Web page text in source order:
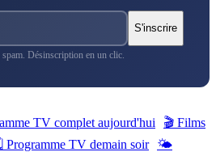
S'inscrire
spam. Désinscription en un clic.
TV complet aujourd'hui
🎬 Films
Programme TV demain soir
🌤